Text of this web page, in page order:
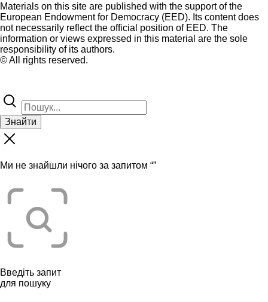
Materials on this site are published with the support of the
European Endowment for Democracy (EED). Its content does
not necessarily reflect the official position of EED. The
information or views expressed in this material are the sole
responsibility of its authors.
© All rights reserved.
Знайти
Ми не знайшли нічого за запитом “”
Введіть запит
для пошуку